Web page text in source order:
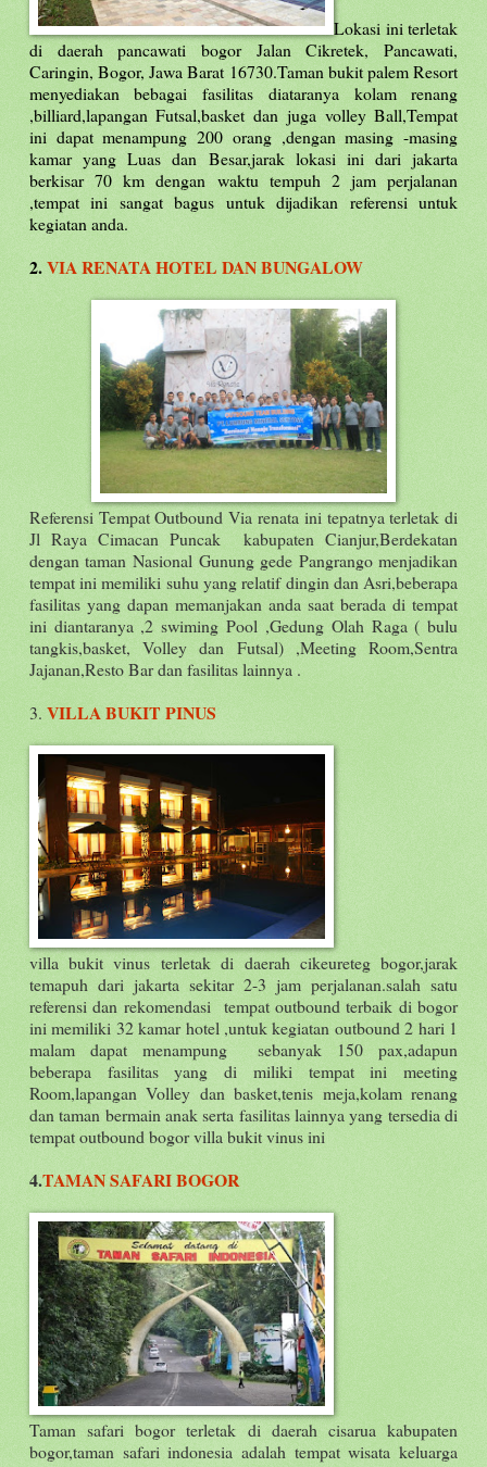
Lokasi ini terletak
di daerah pancawati bogor Jalan Cikretek, Pancawati,
Caringin, Bogor, Jawa Barat 16730.Taman bukit palem Resort
menyediakan bebagai fasilitas diataranya kolam renang
,billiard,lapangan Futsal,basket dan juga volley Ball,Tempat
ini dapat menampung 200 orang ,dengan masing -masing
kamar yang Luas dan Besar,jarak lokasi ini dari jakarta
berkisar 70 km dengan waktu tempuh 2 jam perjalanan
,tempat ini sangat bagus untuk dijadikan referensi untuk
kegiatan anda.
2.VIA RENATA HOTEL DAN BUNGALOW
Referensi Tempat Outbound Via renata ini tepatnya terletak di
Jl Raya Cimacan Puncak kabupaten Cianjur,Berdekatan
dengan taman Nasional Gunung gede Pangrango menjadikan
tempat ini memiliki suhu yang relatif dingin dan Asri,beberapa
fasilitas yang dapan memanjakan anda saat berada di tempat
ini diantaranya ,2 swiming Pool ,Gedung Olah Raga ( bulu
tangkis,basket, Volley dan Futsal) ,Meeting Room,Sentra
Jajanan,Resto Bar dan fasilitas lainnya .
3. VILLA BUKIT PINUS
villa bukit vinus terletak di daerah cikeureteg bogor,jarak
temapuh dari jakarta sekitar 2-3 jam perjalanan.salah satu
referensi dan rekomendasi tempat outbound terbaik di bogor
ini memiliki 32 kamar hotel ,untuk kegiatan outbound 2 hari 1
malam dapat menampung sebanyak 150 pax,adapun
beberapa fasilitas yang di miliki tempat ini meeting
Room,lapangan Volley dan basket,tenis meja,kolam renang
dan taman bermain anak serta fasilitas lainnya yang tersedia di
tempat outbound bogor villa bukit vinus ini
4.TAMAN SAFARI BOGOR
Taman safari bogor terletak di daerah cisarua kabupaten
bogor,taman safari indonesia adalah tempat wisata keluarga